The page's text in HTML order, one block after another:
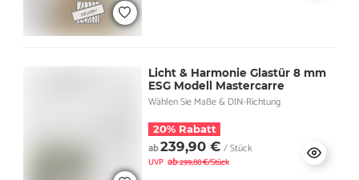
Licht & Harmonie Glastür 8 mm
ESG Modell Mastercarre
Wählen Sie Maße & DIN-Richtung
20% Rabatt
ab239,90 € / Stück
UVP ab299,88 €/Stück